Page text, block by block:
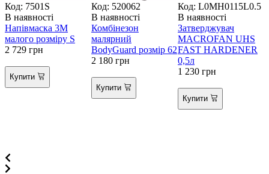
Код: 7501S
В наявності
Напівмаска 3М
малого розміру S
2 729 грн
Купити
Код: 520062
В наявності
Комбінезон
малярний
BodyGuard розмір 62
2 180 грн
Купити
Код: L0MH0115L0.5
В наявності
Затверджувач
MACROFAN UHS
FAST HARDENER
0,5л
1 230 грн
Купити